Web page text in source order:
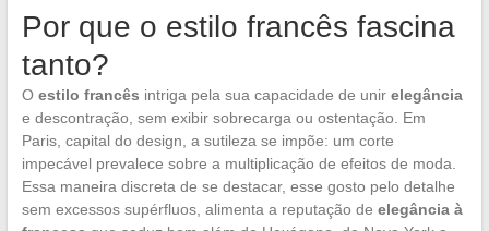
Por que o estilo francês fascina
tanto?
O estilo francês intriga pela sua capacidade de unir elegância
e descontração, sem exibir sobrecarga ou ostentação. Em
Paris, capital do design, a sutileza se impõe: um corte
impecável prevalece sobre a multiplicação de efeitos de moda.
Essa maneira discreta de se destacar, esse gosto pelo detalhe
sem excessos supérfluos, alimenta a reputação de elegância à